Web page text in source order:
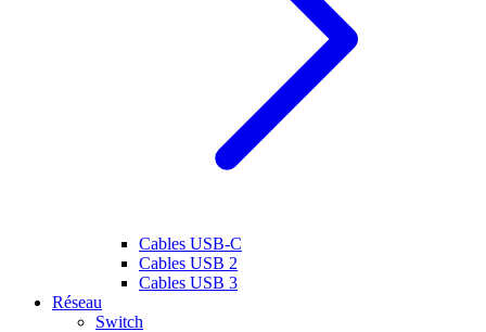
Cables USB-C
Cables USB 2
Cables USB 3
Réseau
Switch